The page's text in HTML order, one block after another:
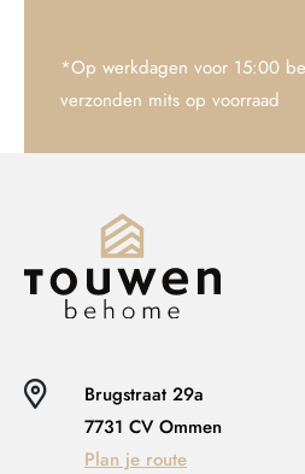
*Op werkdagen voor 15:00
verzonden mits op voorraad
Brugstraat 29a
7731 CV Ommen
Plan je route